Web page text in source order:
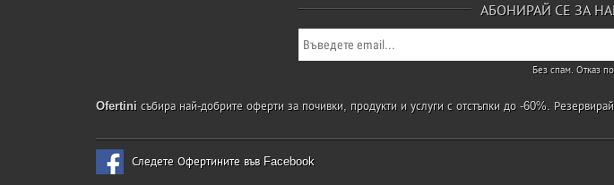
АБОНИРАЙ СЕ ЗА
Без спам. Отказ
Ofertini събира най-добрите оферти за почивки, продукти и услуги с отстъпки до -60%.
Следете Офертините във Facebook